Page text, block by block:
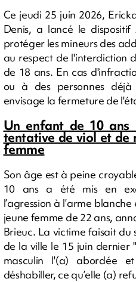
Ce jeudi 25 juin 2026,
Denis, a lancé le dispositif
protéger les mineurs des
au respect de l'interdiction
de 18 ans. En cas
ou à des personnes
envisage la fermeture de
Un enfant de 10 ans
tentative de viol et de
femme
Son âge est à peine
10 ans a été mis en
l’agression à l’arme
jeune femme de 22 ans,
Brieuc. La victime faisait du
de la ville le 15 juin dernier
masculin l'(a) abordée
déshabiller, ce qu’elle (a)